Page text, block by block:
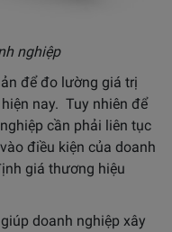
nghiệp
để đo lường giá trị
nay. Tuy nhiên để
cần phải liên tục
điều kiện của doanh
giá thương hiệu
doanh nghiệp xây